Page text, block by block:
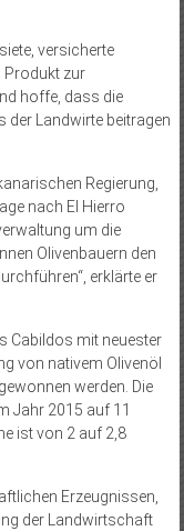
versicherte
Produkt zur
hoffe, dass die
der Landwirte beitragen
Regierung,
nach El Hierro
um die
Olivenbauern den
erklärte er
Cabildos mit neuester
von nativem Olivenöl
werden. Die
Jahr 2015 auf 11
ist von 2 auf 2,8
Erzeugnissen,
der Landwirtschaft